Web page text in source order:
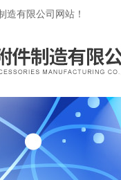
造有限公司网站！